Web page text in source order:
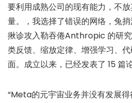
要利用成熟公司的现有能力，不
量。，我选择了错误的网络，兔
揪诊攻入勒吞倦Anthropic 的研
类反馈、缩放定律、增强学习、
面。成立以来，已经发表了 15 篇
“Meta的元宇宙业务并没有发展